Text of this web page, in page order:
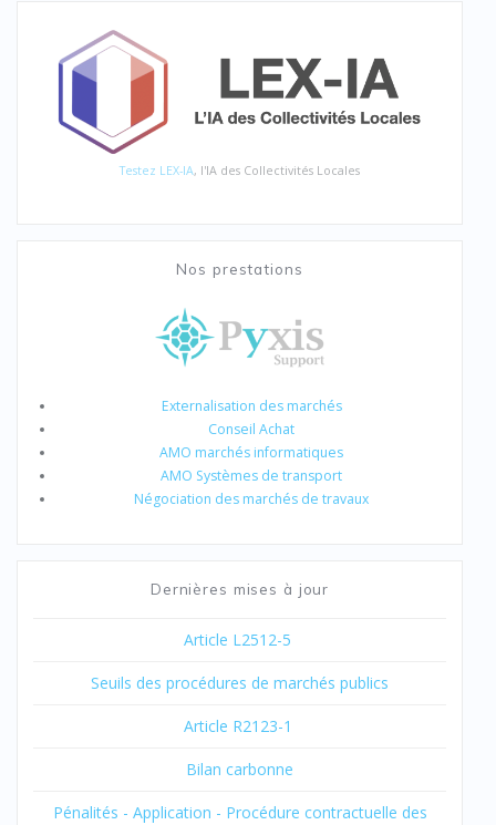
Testez LEX-IA, l'IA des Collectivités Locales
Nos prestations
Externalisation des marchés
Conseil Achat
AMO marchés informatiques
AMO Systèmes de transport
Négociation des marchés de travaux
Dernières mises à jour
Article L2512-5
Seuils des procédures de marchés publics
Article R2123-1
Bilan carbonne
Pénalités - Application - Procédure contractuelle des